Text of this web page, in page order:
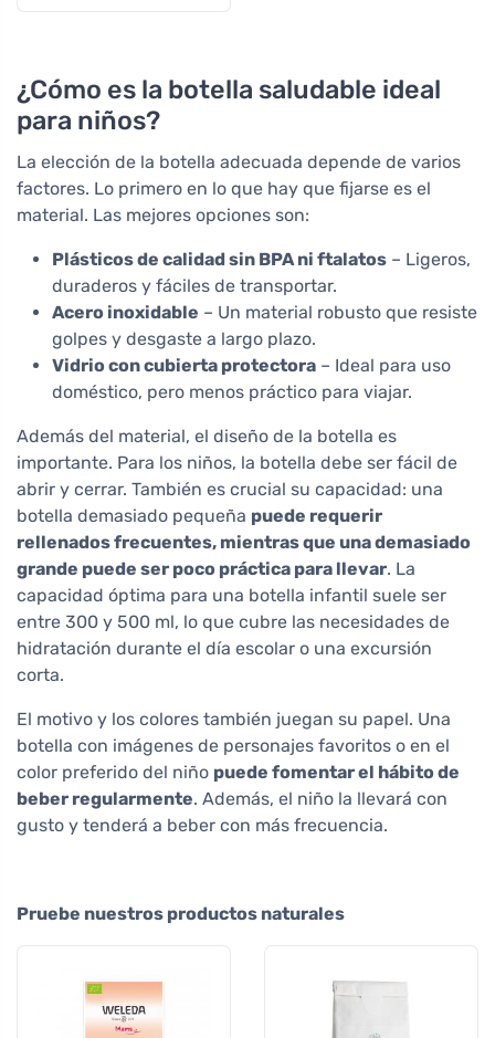
¿Cómo es la botella saludable ideal
para niños?
La elección de la botella adecuada depende de varios
factores. Lo primero en lo que hay que fijarse es el
material. Las mejores opciones son:
Plásticos de calidad sin BPA ni ftalatos – Ligeros,
duraderos y fáciles de transportar.
Acero inoxidable – Un material robusto que resiste
golpes y desgaste a largo plazo.
Vidrio con cubierta protectora – Ideal para uso
doméstico, pero menos práctico para viajar.
Además del material, el diseño de la botella es
importante. Para los niños, la botella debe ser fácil de
abrir y cerrar. También es crucial su capacidad: una
botella demasiado pequeña puede requerir
rellenados frecuentes, mientras que una demasiado
grande puede ser poco práctica para llevar. La
capacidad óptima para una botella infantil suele ser
entre 300 y 500 ml, lo que cubre las necesidades de
hidratación durante el día escolar o una excursión
corta.
El motivo y los colores también juegan su papel. Una
botella con imágenes de personajes favoritos o en el
color preferido del niño puede fomentar el hábito de
beber regularmente. Además, el niño la llevará con
gusto y tenderá a beber con más frecuencia.
Pruebe nuestros productos naturales